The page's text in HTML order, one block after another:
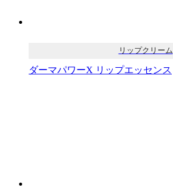
リップクリーム
ダーマパワーX リップエッセンス